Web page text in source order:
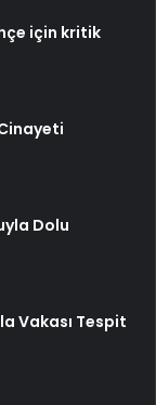
için kritik
Dolu
Vakası Tespit